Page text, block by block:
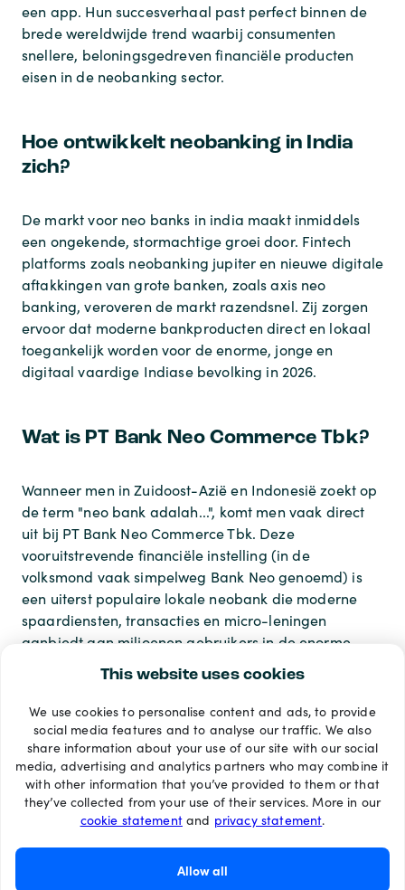
This website uses cookies
We use cookies to personalise content and ads, to provide
social media features and to analyse our traffic. We also
share information about your use of our site with our social
media, advertising and analytics partners who may combine it
with other information that you’ve provided to them or that
they’ve collected from your use of their services. More in our
cookie statementand privacy statement.
Allow all
een app. Hun succesverhaal past perfect binnen de
brede wereldwijde trend waarbij consumenten
snellere, beloningsgedreven financiële producten
eisen in de neobanking sector.
Hoe ontwikkelt neobanking in India
zich?
De markt voor neo banks in india maakt inmiddels
een ongekende, stormachtige groei door. Fintech
platforms zoals neobanking jupiter en nieuwe digitale
aftakkingen van grote banken, zoals axis neo
banking, veroveren de markt razendsnel. Zij zorgen
ervoor dat moderne bankproducten direct en lokaal
toegankelijk worden voor de enorme, jonge en
digitaal vaardige Indiase bevolking in 2026.
Wat is PT Bank Neo Commerce Tbk?
Wanneer men in Zuidoost-Azië en Indonesië zoekt op
de term "neo bank adalah...", komt men vaak direct
uit bij PT Bank Neo Commerce Tbk. Deze
vooruitstrevende financiële instelling (in de
volksmond vaak simpelweg Bank Neo genoemd) is
een uiterst populaire lokale neobank die moderne
spaardiensten, transacties en micro-leningen
aanbiedt aan miljoenen gebruikers in de enorme
Aziatische markt.
Betaalmethoden